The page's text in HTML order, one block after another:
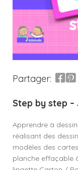
Partager:
Step by step –
Apprendre à
réalisant des
modèles des
planche effaçable